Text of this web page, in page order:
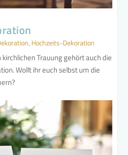
, Hochzeits-Dekoration
Trauung gehört auch die
Wollt ihr euch selbst um die